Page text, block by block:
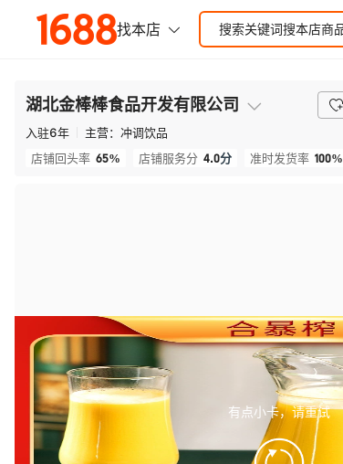
湖北金棒棒食品开发有限公司
入驻6年 主营： 冲调饮品
店铺回头率 65% 店铺服务分 4.0分 准时发货率 100%
有点小卡，请重试